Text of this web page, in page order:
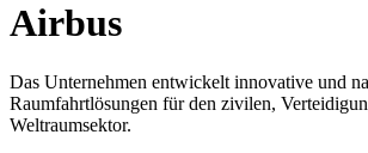
Airbus
Das Unternehmen entwickelt innovative und
Raumfahrtlösungen für den zivilen,
Weltraumsektor.